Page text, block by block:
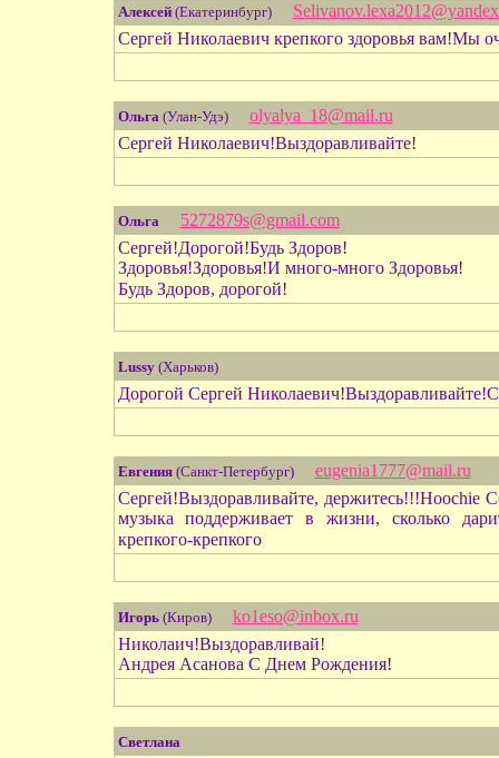
Алексей(Екатеринбург)
Сергей Николаевич крепкого здоровья вам!Мы
Ольга(Улан-Удэ)
olyalya_18@mail.ru
Сергей Николаевич!Выздоравливайте!
Ольга
5272879s@gmail.com
Сергей!Дорогой!Будь Здоров!
Здоровья!Здоровья!И много-много Здоровья!
Будь Здоров, дорогой!
Lussy(Харьков)
Дорогой Сергей
Евгения(Санкт-Петербург)
eugenia1777@mail.ru
Сергей!Выздоравливайте,
музыка поддерживает в жизни, сколько
крепкого-крепкого
Игорь(Киров)
ko1eso@inbox.ru
Николаич!Выздоравливай!
Андрея Асанова С Днем Рождения!
Светлана